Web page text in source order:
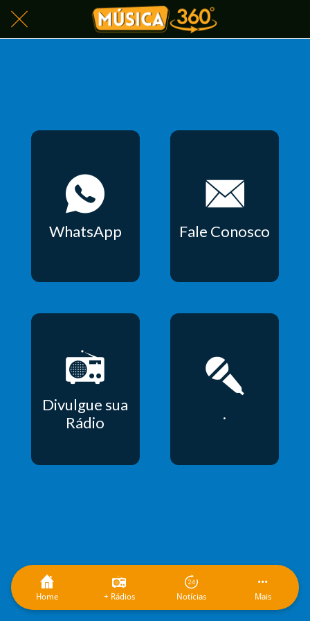
WhatsApp Fale Conosco
Divulgue sua
Rádio
.
Home + Rádios Notícias Mais